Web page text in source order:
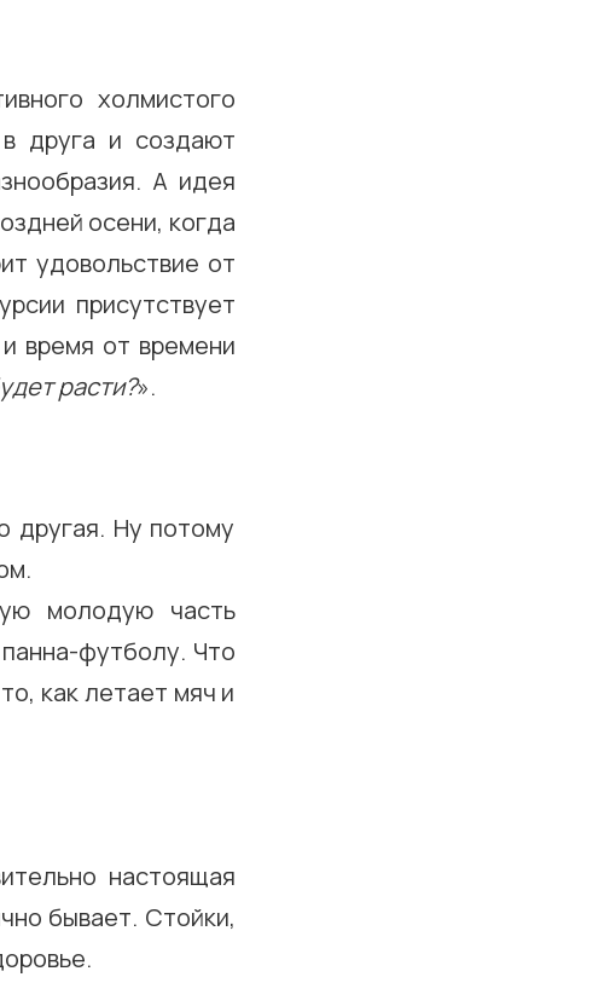
холмистого
друга и создают
А идея
осени, когда
удовольствие от
присутствует
время от времени
расти?».
другая. Ну потому
молодую часть
футболу. Что
как летает мяч и
настоящая
бывает. Стойки,